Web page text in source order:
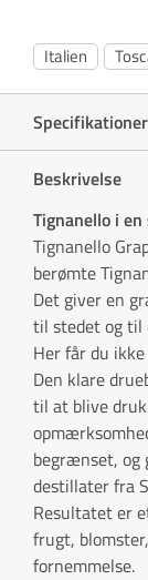
Italien
Specifikationer
Beskrivelse
Tignanello i
Tignanello
berømte
Det giver en
til stedet og til
Her får du
Den klare
til at blive
begrænset, og
destillater fra
Resultatet er
frugt,
fornemmelse.